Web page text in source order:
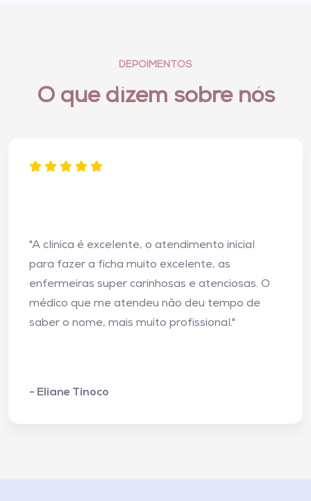
DEPOIMENTOS
O que dizem sobre nós
"A clinica é excelente, o atendimento inicial
para fazer a ficha muito excelente, as
enfermeiras super carinhosas e atenciosas. O
médico que me atendeu não deu tempo de
saber o nome, mais muito profissional."
- Eliane Tinoco